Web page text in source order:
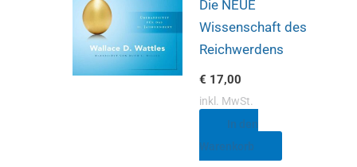
Die NEUE
Wissenschaft des
Reichwerdens
€ 17,00
inkl. MwSt.
In den
Warenkorb